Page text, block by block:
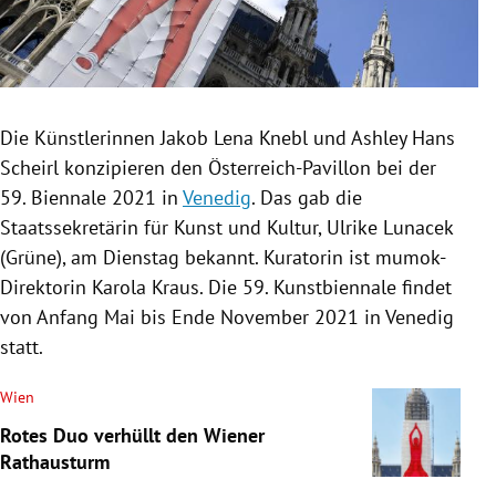
Untermenü
Untermenü
Untermenü
Untermenü
Untermenü
Die KünstlerinnenJakob Lena Knebl und Ashley Hans
Scheirl konzipieren den Österreich-Pavillon bei der
59. Biennale 2021 in Venedig. Das gab die
Staatssekretärin für Kunst und Kultur, Ulrike Lunacek
(Grüne), am Dienstag bekannt. Kuratorin ist mumok-
Direktorin Karola Kraus. Die 59. Kunstbiennale findet
von Anfang Mai bis Ende November 2021 in Venedig
statt.
Wien
Rotes Duo verhüllt den Wiener
Rathausturm